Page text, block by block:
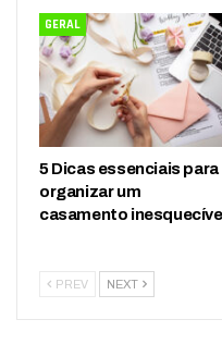
GERAL
5 Dicas essenciais para
organizar um
casamento inesquecível
PREV NEXT